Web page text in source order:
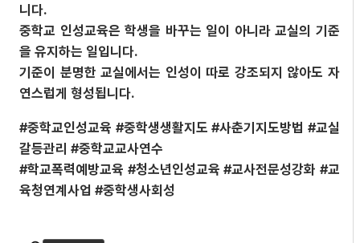
니다.
중학교 인성교육은 학생을 바꾸는 일이 아니라 교실의 기준
을 유지하는 일입니다.
기준이 분명한 교실에서는 인성이 따로 강조되지 않아도 자
연스럽게 형성됩니다.
#중학교인성교육 #중학생생활지도 #사춘기지도방법 #교실
갈등관리 #중학교교사연수
#학교폭력예방교육 #청소년인성교육 #교사전문성강화 #교
육청연계사업 #중학생사회성